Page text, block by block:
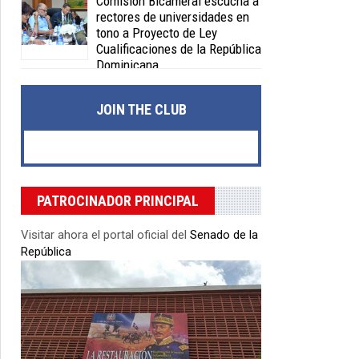
rectores de universidades en
tono a Proyecto de Ley
Cualificaciones de la República
Dominicana
JOIN THE CLUB
PATROCINADOR PRINCIPAL
Visitar ahora el portal oficial del Senado de la
República